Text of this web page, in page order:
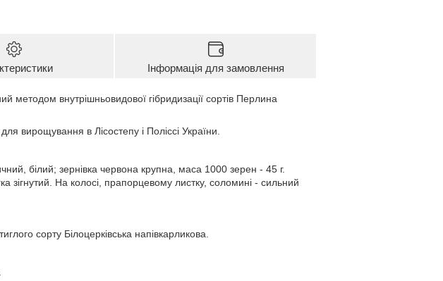
Інформація для замовлення
методом внутрішньовидової гібридизації сортів Перлина
вирощування в Лісостепу і Поліссі України.
білий; зернівка червона крупна, маса 1000 зерен - 45 г.
зігнутий. На колосі, прапорцевому листку, соломині - сильний
сорту Білоцерківська напівкарликова.